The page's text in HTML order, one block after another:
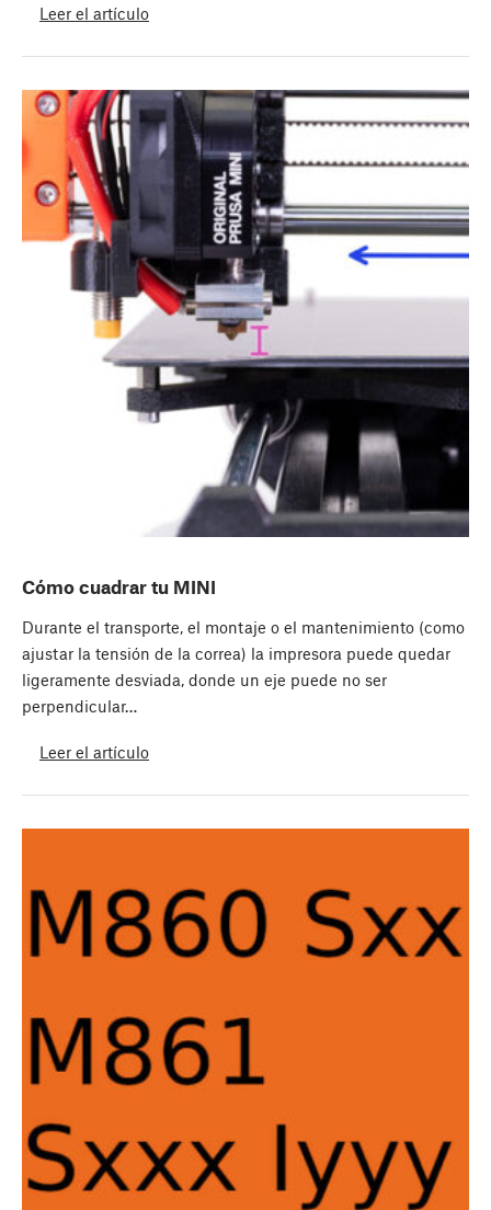
Leer el artículo
Cómo cuadrar tu MINI
Durante el transporte, el montaje o el mantenimiento (como
ajustar la tensión de la correa) la impresora puede quedar
ligeramente desviada, donde un eje puede no ser
perpendicular…
Leer el artículo